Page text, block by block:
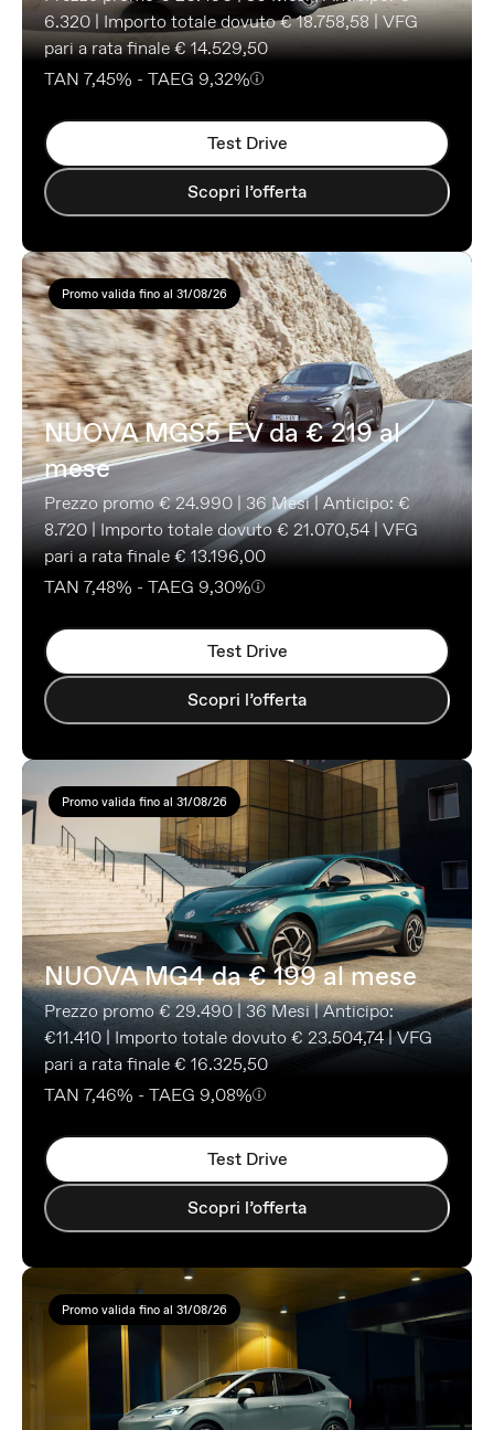
6.320 | Importo totale dovuto € 18.758,58 | VFG
pari a rata finale € 14.529,50
TAN 7,45% - TAEG 9,32%
Test Drive
Scopri l’offerta
Promo valida fino al 31/08/26
NUOVA MGS5 EV da € 219 al
mese
Prezzo promo € 24.990 | 36 Mesi | Anticipo: €
8.720 | Importo totale dovuto € 21.070,54 | VFG
pari a rata finale € 13.196,00
TAN 7,48% - TAEG 9,30%
Test Drive
Scopri l’offerta
Promo valida fino al 31/08/26
NUOVA MG4 da € 199 al mese
Prezzo promo € 29.490 | 36 Mesi | Anticipo:
€11.410 | Importo totale dovuto € 23.504,74 | VFG
pari a rata finale € 16.325,50
TAN 7,46% - TAEG 9,08%
Test Drive
Scopri l’offerta
Promo valida fino al 31/08/26